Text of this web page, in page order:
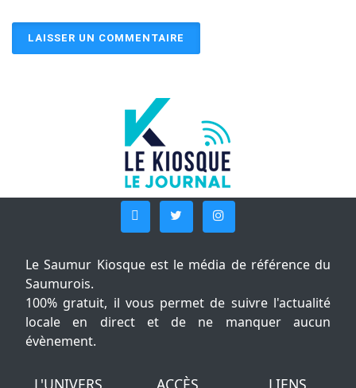
Le Saumur Kiosque est le média de référence du
Saumurois.
100% gratuit, il vous permet de suivre l'actualité
locale en direct et de ne manquer aucun
évènement.
L'UNIVERS ACCÈS LIENS